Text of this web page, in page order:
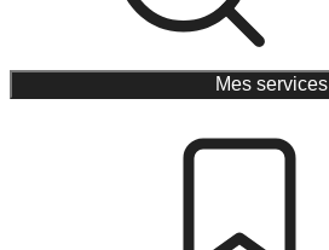
Mes services